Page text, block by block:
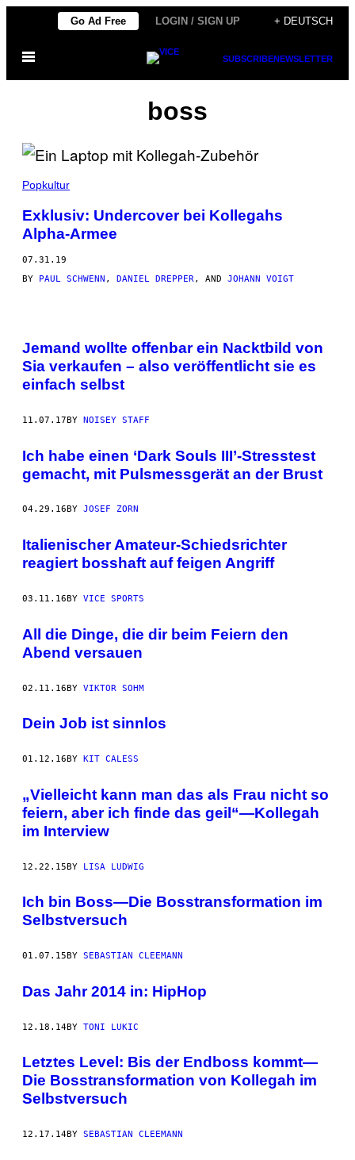
content
Go Ad Free LOGIN / SIGN UP + DEUTSCH
Open
SUBSCRIBENEWSLETTER
boss
Popkultur
Exklusiv: Undercover bei Kollegahs
Alpha-Armee
07.31.19
BY
PAUL SCHWENN , DANIEL DREPPER, AND JOHANN VOIGT
Jemand wollte offenbar ein Nacktbild von
Sia verkaufen – also veröffentlicht sie es
einfach selbst
11.07.17BY NOISEY STAFF
Ich habe einen ‘Dark Souls III’-Stresstest
gemacht, mit Pulsmessgerät an der Brust
04.29.16 BY JOSEF ZORN
Italienischer Amateur-Schiedsrichter
reagiert bosshaft auf feigen Angriff
03.11.16BY VICE SPORTS
All die Dinge, die dir beim Feiern den
Abend versauen
02.11.16BY VIKTOR SOHM
Dein Job ist sinnlos
01.12.16 BY KIT CALESS
„Vielleicht kann man das als Frau nicht so
feiern, aber ich finde das geil“—Kollegah
im Interview
12.22.15BY LISA LUDWIG
Ich bin Boss—Die Bosstransformation im
Selbstversuch
01.07.15 BY SEBASTIAN CLEEMANN
Das Jahr 2014 in: HipHop
12.18.14BY TONI LUKIC
Letztes Level: Bis der Endboss kommt—
Die Bosstransformation von Kollegah im
Selbstversuch
12.17.14BY SEBASTIAN CLEEMANN